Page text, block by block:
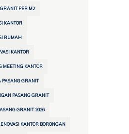
PER M2
KANTOR
RUMAH
KANTOR
MEETING KANTOR
PASANG GRANIT
PASANG GRANIT
GRANIT 2026
KANTOR BORONGAN